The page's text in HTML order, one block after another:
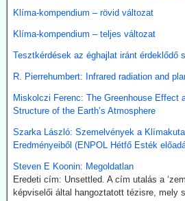
történelemben először vásárolt
Emellett megnöveli saját
beszállításokra is.
2026.07.22. Finance.yahoo:
étolajból és egyéb alternatív
startvonalon
A növényi olaj- és állati zsírhulladékból
Sustainable Aviation Fuel (fenntartható
ma 2-5-ször drágább, mint a
klímavédelmi okok miatt a
üzemanyag iránt.
India új utat céloz meg az
Klíma-kompendium – rövid változat
Klíma-kompendium – teljes változat
Tesztkérdések az éghajlat iránt érdeklődő
R. Pierrehumbert: Infrared radiation and
Miskolczi Ferenc: The Greenhouse Effect
Structure of the Earth’s Atmosphere
Szarka László: Szemelvények a
Eredményeiből (ENPOL Hétfő Esték
Steven E Koonin: Megoldatlan
Eredeti cím: Unsettled. A cím utalás a
képviselői által hangoztatott tézisre, mely